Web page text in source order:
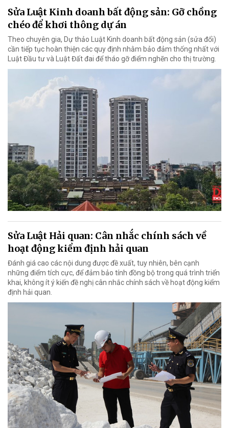
Sửa Luật Kinh doanh bất động sản: Gỡ chồng
chéo để khơi thông dự án
Theo chuyên gia, Dự thảo Luật Kinh doanh bất động sản (sửa đổi)
cần tiếp tục hoàn thiện các quy định nhằm bảo đảm thống nhất với
Luật Đầu tư và Luật Đất đai để tháo gỡ điểm nghẽn cho thị trường.
Sửa Luật Hải quan: Cân nhắc chính sách về
hoạt động kiểm định hải quan
Đánh giá cao các nội dung được đề xuất, tuy nhiên, bên cạnh
những điểm tích cực, để đảm bảo tính đồng bộ trong quá trình triển
khai, không ít ý kiến đề nghị cân nhắc chính sách về hoạt động kiểm
định hải quan.